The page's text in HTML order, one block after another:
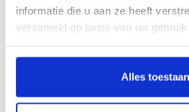
informatie die u aan ze heeft
verzameld op basis van uw
Alles toestaan
Tags